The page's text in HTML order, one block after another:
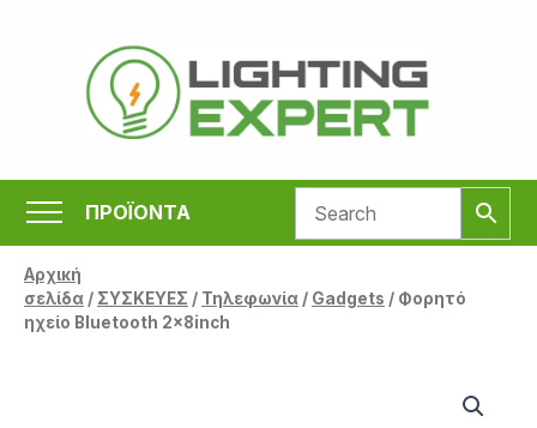
περιεχόμενο
ΠΡΟΪΟΝΤΑ
Αρχική
σελίδα/ ΣΥΣΚΕΥΕΣ / Τηλεφωνία/ Gadgets / Φορητό
ηχείο Bluetooth 2x8inch